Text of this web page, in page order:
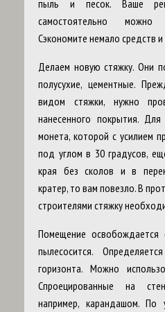
пыль и песок. Ваше
самостоятельно можно
Сэкономите немало средств
Делаем новую стяжку. Они
полусухие, цементные.
видом стяжки, нужно
нанесенного покрытия.
монета, которой с усилием
под углом в 30 градусов,
края без сколов и в
кратер, то вам повезло. В
строителями стяжку
Помещение
пылесосится.
горизонта. Можно
Спроецированные на
например, карандашом.